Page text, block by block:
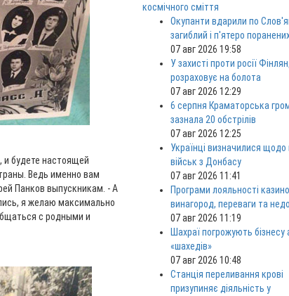
и будете настоящей
Ведь именно вам
Панков выпускникам. - А
я желаю максимально
с родными и
космічного сміття
Окупанти вдарили по
загиблий і п'ятеро
07 авг 2026 19:58
У захисті проти росії
розраховує на болота
07 авг 2026 12:29
6 серпня Краматорська
зазнала 20 обстрілів
07 авг 2026 12:25
Українці визначилися щодо
військ з Донбасу
07 авг 2026 11:41
Програми лояльності
винагород, переваги та
07 авг 2026 11:19
Шахраї погрожують бізнесу
«шахедів»
07 авг 2026 10:48
Станція переливання крові
призупиняє діяльність у